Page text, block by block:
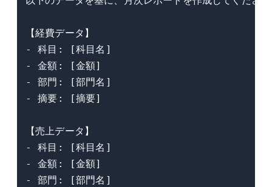
【経費データ】
- 科目: [科目名]
- 金額: [金額]
- 部門: [部門名]
- 摘要: [摘要]
【売上データ】
- 科目: [科目名]
- 金額: [金額]
- 部門: [部門名]